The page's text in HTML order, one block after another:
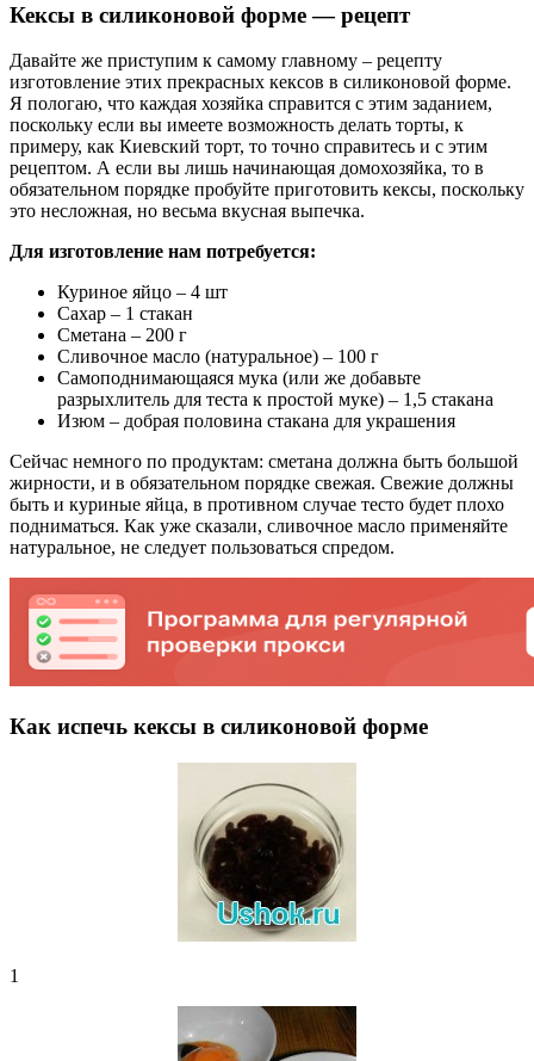
Кексы в силиконовой форме — рецепт
Давайте же приступим к самому главному – рецепту
изготовление этих прекрасных кексов в силиконовой форме.
Я пологаю, что каждая хозяйка справится с этим заданием,
поскольку если вы имеете возможность делать торты, к
примеру, как Киевский торт, то точно справитесь и с этим
рецептом. А если вы лишь начинающая домохозяйка, то в
обязательном порядке пробуйте приготовить кексы, поскольку
это несложная, но весьма вкусная выпечка.
Для изготовление нам потребуется:
Куриное яйцо – 4 шт
Сахар – 1 стакан
Сметана – 200 г
Сливочное масло (натуральное) – 100 г
Самоподнимающаяся мука (или же добавьте
разрыхлитель для теста к простой муке) – 1,5 стакана
Изюм – добрая половина стакана для украшения
Сейчас немного по продуктам: сметана должна быть большой
жирности, и в обязательном порядке свежая. Свежие должны
быть и куриные яйца, в противном случае тесто будет плохо
подниматься. Как уже сказали, сливочное масло применяйте
натуральное, не следует пользоваться спредом.
Как испечь кексы в силиконовой форме
1